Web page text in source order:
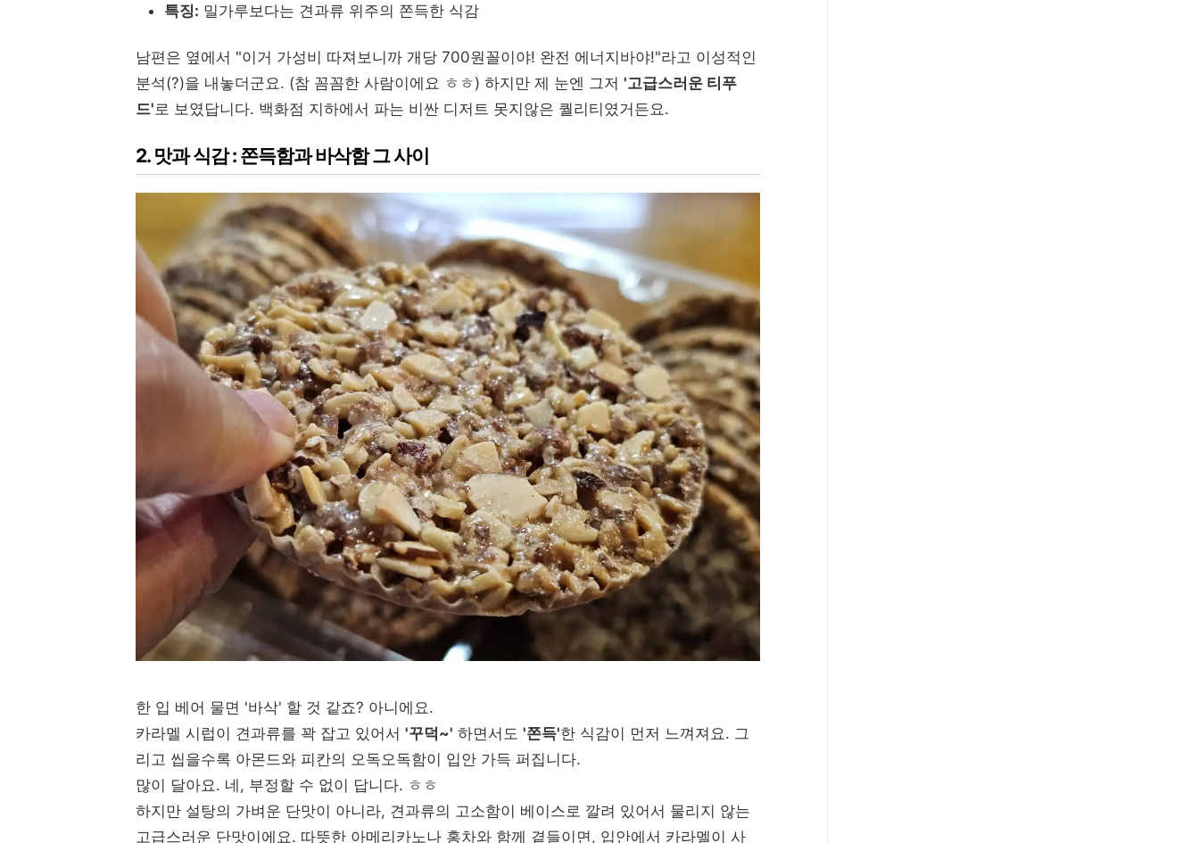
특징: 밀가루보다는 견과류 위주의 쫀득한 식감
남편은 옆에서 "이거 가성비 따져보니까 개당 700원꼴이야! 완전 에너지바야!"라고 이성적인
분석(?)을 내놓더군요. (참 꼼꼼한 사람이에요 ㅎㅎ) 하지만 제 눈엔 그저 '고급스러운 티푸
드' 로 보였답니다. 백화점 지하에서 파는 비싼 디저트 못지않은 퀄리티였거든요.
2. 맛과 식감 : 쫀득함과 바삭함 그 사이
한 입 베어 물면 '바삭' 할 것 같죠? 아니에요.
카라멜 시럽이 견과류를 꽉 잡고 있어서 '꾸덕~' 하면서도 '쫀득'한 식감이 먼저 느껴져요. 그
리고 씹을수록 아몬드와 피칸의 오독오독함이 입안 가득 퍼집니다.
많이 달아요. 네, 부정할 수 없이 답니다. ㅎㅎ
하지만 설탕의 가벼운 단맛이 아니라, 견과류의 고소함이 베이스로 깔려 있어서 물리지 않는
고급스러운 단맛이에요. 따뜻한 아메리카노나 홍차와 함께 곁들이면, 입안에서 카라멜이 사